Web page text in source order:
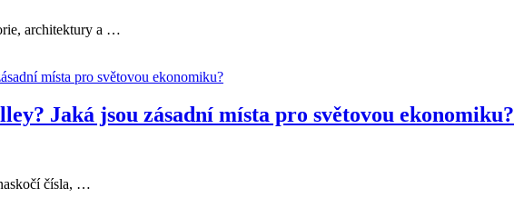
architektury a …
Jaká jsou zásadní místa pro světovou ekonomiku?
čísla, …